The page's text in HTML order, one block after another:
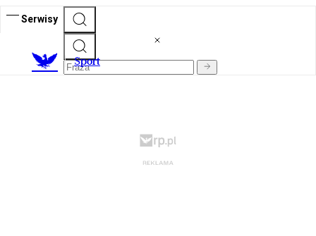
Serwisy
Sport